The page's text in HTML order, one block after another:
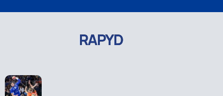
RAPYD